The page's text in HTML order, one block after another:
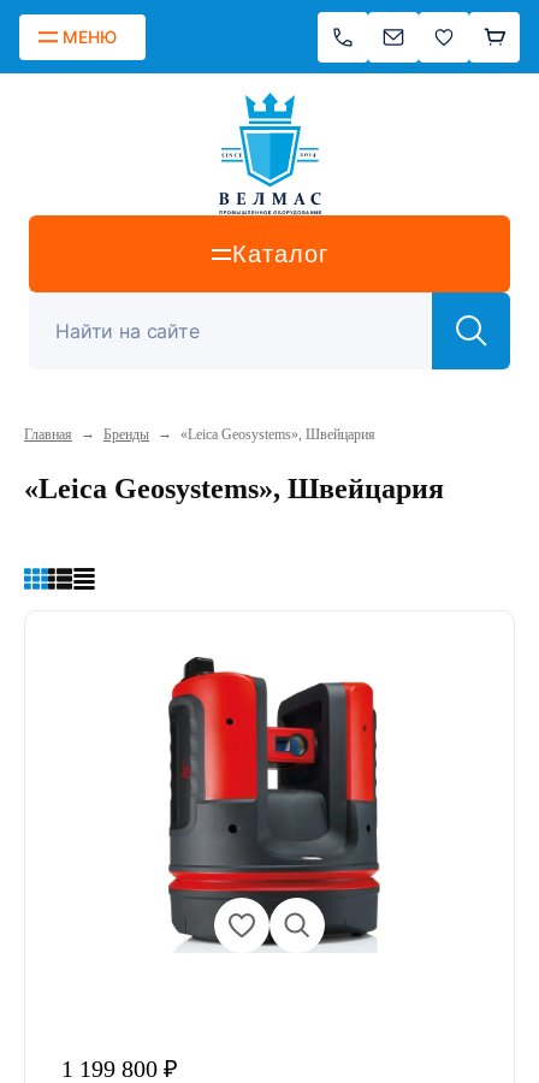
МЕНЮ
Каталог
Главная → Бренды → «Leica Geosystems», Швейцария
«Leica Geosystems», Швейцария
1 199 800 ₽